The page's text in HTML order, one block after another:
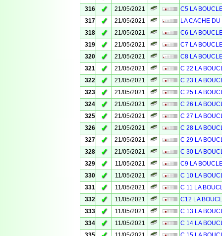
316
✓ 21/05/2021
C5 LA
317
✓ 21/05/2021
LA CACHE
318
✓ 21/05/2021
C6 LA
319
✓ 21/05/2021
C7 LA
320
✓ 21/05/2021
C8 LA
321
✓ 21/05/2021
C 22 LA
322
✓ 21/05/2021
C 23 LA
323
✓ 21/05/2021
C 25 LA
324
✓ 21/05/2021
C 26 LA
325
✓ 21/05/2021
C 27 LA
326
✓ 21/05/2021
C 28 LA
327
✓ 21/05/2021
C 29 LA
328
✓ 21/05/2021
C 30 LA
329
✓ 11/05/2021
C9 LA
330
✓ 11/05/2021
C 10 LA
331
✓ 11/05/2021
C 11 LA
332
✓ 11/05/2021
C12 LA
333
✓ 11/05/2021
C 13 LA
334
✓ 11/05/2021
C 14 LA